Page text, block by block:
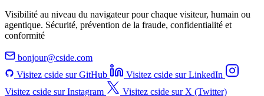
Visibilité au niveau du navigateur pour chaque visiteur, humain ou
agentique. Sécurité, prévention de la fraude, confidentialité et
conformité
bonjour@cside.com
Visitez cside sur GitHub
Visitez cside sur LinkedIn
Visitez cside sur Instagram
Visitez cside sur X (Twitter)